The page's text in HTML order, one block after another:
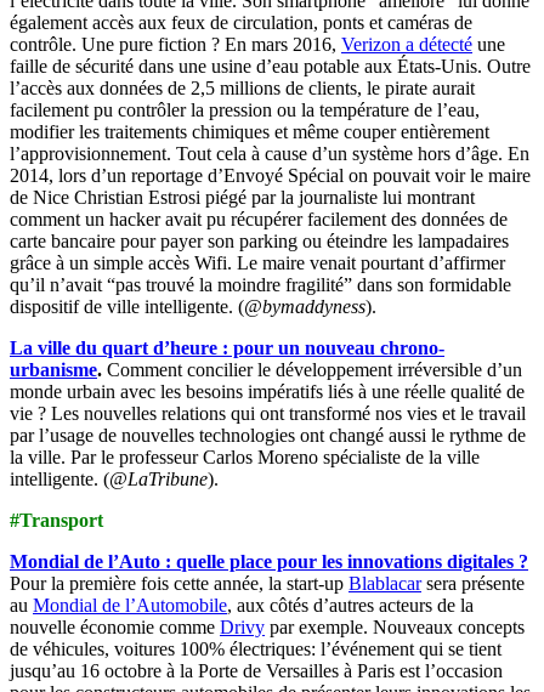
également accès aux feux de circulation, ponts et caméras de
contrôle. Une pure fiction ? En mars 2016, Verizon a détecté une
faille de sécurité dans une usine d’eau potable aux États-Unis. Outre
l’accès aux données de 2,5 millions de clients, le pirate aurait
facilement pu contrôler la pression ou la température de l’eau,
modifier les traitements chimiques et même couper entièrement
l’approvisionnement. Tout cela à cause d’un système hors d’âge. En
2014, lors d’un reportage d’Envoyé Spécial on pouvait voir le maire
de Nice Christian Estrosi piégé par la journaliste lui montrant
comment un hacker avait pu récupérer facilement des données de
carte bancaire pour payer son parking ou éteindre les lampadaires
grâce à un simple accès Wifi. Le maire venait pourtant d’affirmer
qu’il n’avait “pas trouvé la moindre fragilité” dans son formidable
dispositif de ville intelligente. (@bymaddyness).
La ville du quart d’heure : pour un nouveau chrono-
urbanisme. Comment concilier le développement irréversible d’un
monde urbain avec les besoins impératifs liés à une réelle qualité de
vie ? Les nouvelles relations qui ont transformé nos vies et le travail
par l’usage de nouvelles technologies ont changé aussi le rythme de
la ville. Par le professeur Carlos Moreno spécialiste de la ville
intelligente. (@LaTribune).
#Transport
Mondial de l’Auto : quelle place pour les innovations digitales ?
Pour la première fois cette année, la start-up Blablacarsera présente
au Mondial de l’Automobile, aux côtés d’autres acteurs de la
nouvelle économie comme Drivy par exemple. Nouveaux concepts
de véhicules, voitures 100% électriques: l’événement qui se tient
jusqu’au 16 octobre à la Porte de Versailles à Paris est l’occasion